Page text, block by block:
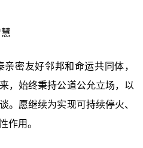
密友好邻邦和命运共同体，
，始终秉持公道公允立场，以
。愿继续为实现可持续停火、
作用。